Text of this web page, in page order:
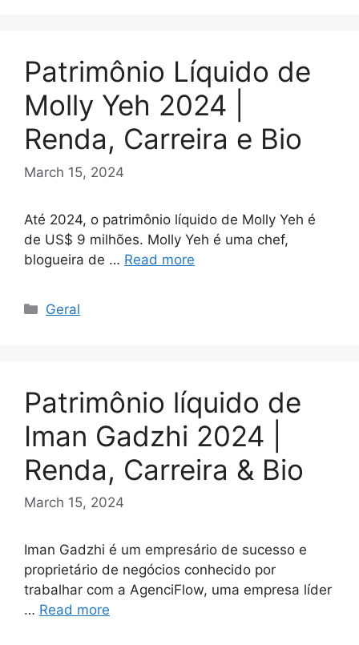
Patrimônio Líquido de
Molly Yeh 2024 |
Renda, Carreira e Bio
March 15, 2024
Até 2024, o patrimônio líquido de Molly Yeh é
de US$ 9 milhões. Molly Yeh é uma chef,
blogueira de … Read more
Categories
Geral
Patrimônio líquido de
Iman Gadzhi 2024 |
Renda, Carreira & Bio
March 15, 2024
Iman Gadzhi é um empresário de sucesso e
proprietário de negócios conhecido por
trabalhar com a AgenciFlow, uma empresa líder
… Read more